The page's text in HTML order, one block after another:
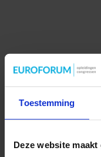
Toestemming
Deze website